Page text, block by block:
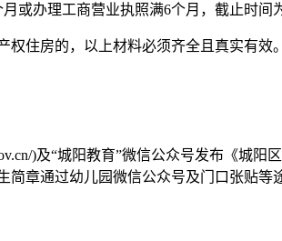
办理工商营业执照满6个月，截止时间为
住房的，以上材料必须齐全且真实有效。
)及“城阳教育”微信公众号发布《城阳
章通过幼儿园微信公众号及门口张贴等